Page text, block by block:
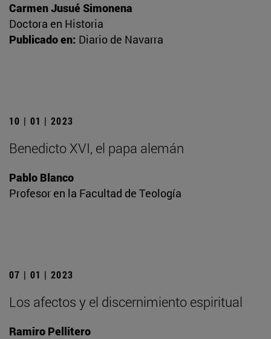
Carmen Jusué Simonena
Doctora en Historia
Publicado en: Diario de Navarra
10 | 01 | 2023
Benedicto XVI, el papa alemán
Pablo Blanco
Profesor en la Facultad de Teología
07 | 01 | 2023
Los afectos y el discernimiento espiritual
Ramiro Pellitero